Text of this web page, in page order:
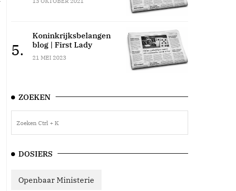
5.
Koninkrijksbelangen
blog | First Lady
21 MEI 2023
ZOEKEN
DOSIERS
Openbaar Ministerie